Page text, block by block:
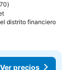
distrito financiero
Ver precios